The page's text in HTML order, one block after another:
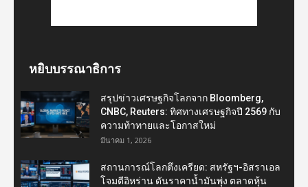
หยิบบรรณาธิการ
สรุปข่าวเศรษฐกิจโลกจาก Bloomberg,
CNBC, Reuters: ทิศทางเศรษฐกิจปี 2569 กับ
ความท้าทายและโอกาสใหม่
มีนาคม 1, 2026
สถานการณ์โลกตึงเครียด: สหรัฐฯ-อิสราเอล
โจมตีอิหร่าน ดันราคาน้ำมันพุ่ง ตลาดหุ้น